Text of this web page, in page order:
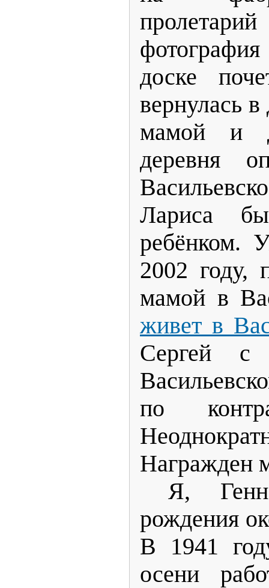
доске
вернулась
мамой и
деревня
Лариса
ребёнком.
2002 году,
мамой в
живет в
Сергей
по
Награжден
Я,
рождения
В 1941
осени